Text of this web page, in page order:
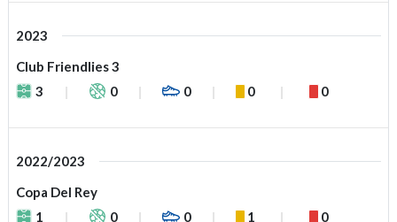
2023
Club Friendlies 3
3
0 0 0 0
2022/2023
Copa Del Rey
1
0 0 1 0